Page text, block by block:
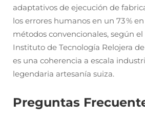
adaptativos de ejecución de
los errores humanos en un 73 %
métodos convencionales, según
Instituto de Tecnología Relojera
es una coherencia a escala
legendaria artesanía suiza.
Preguntas